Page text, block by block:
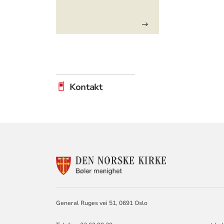
Kontakt
General Ruges vei 51, 0691 Oslo